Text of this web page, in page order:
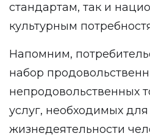
стандартам, так и
культурным
Напомним,
набор
непродовольственных
услуг, необходимых
жизнедеятельности